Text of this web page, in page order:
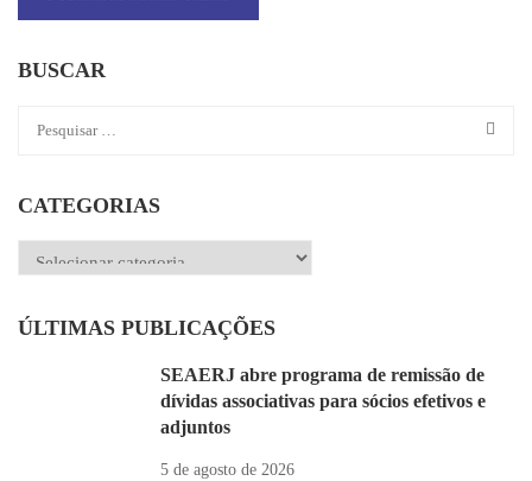
BUSCAR
CATEGORIAS
Categorias
ÚLTIMAS PUBLICAÇÕES
SEAERJ abre programa de remissão de
dívidas associativas para sócios efetivos e
adjuntos
5 de agosto de 2026